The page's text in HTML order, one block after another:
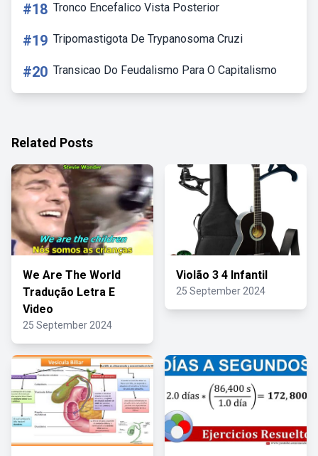
#18 Tronco Encefalico Vista Posterior
#19 Tripomastigota De Trypanosoma Cruzi
#20 Transicao Do Feudalismo Para O Capitalismo
Related Posts
We Are The World
Tradução Letra E
Video
25 September 2024
Violão 3 4 Infantil
25 September 2024